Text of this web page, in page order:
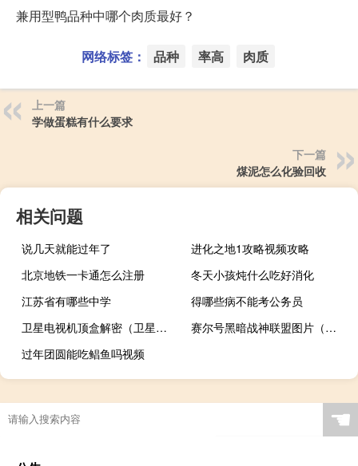
兼用型鸭品种中哪个肉质最好？
网络标签： 品种 率高 肉质
上一篇
学做蛋糕有什么要求
下一篇
煤泥怎么化验回收
相关问题
说几天就能过年了
进化之地1攻略视频攻略
北京地铁一卡通怎么注册
冬天小孩炖什么吃好消化
江苏省有哪些中学
得哪些病不能考公务员
卫星电视机顶盒解密（卫星电视解密）
赛尔号黑暗战神联盟图片（赛尔号黑暗之门）
过年团圆能吃鲳鱼吗视频
☚